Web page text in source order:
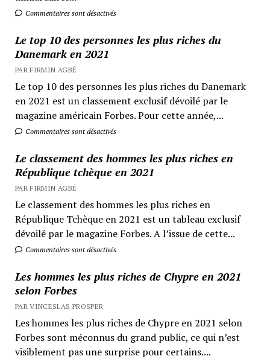
Commentaires sont désactivés
Le top 10 des personnes les plus riches du
Danemark en 2021
PAR FIRMIN AGBÉ
Le top 10 des personnes les plus riches du Danemark
en 2021 est un classement exclusif dévoilé par le
magazine américain Forbes. Pour cette année,...
Commentaires sont désactivés
Le classement des hommes les plus riches en
République tchèque en 2021
PAR FIRMIN AGBÉ
Le classement des hommes les plus riches en
République Tchèque en 2021 est un tableau exclusif
dévoilé par le magazine Forbes. A l’issue de cette...
Commentaires sont désactivés
Les hommes les plus riches de Chypre en 2021
selon Forbes
PAR VINCESLAS PROSPER
Les hommes les plus riches de Chypre en 2021 selon
Forbes sont méconnus du grand public, ce qui n’est
visiblement pas une surprise pour certains....